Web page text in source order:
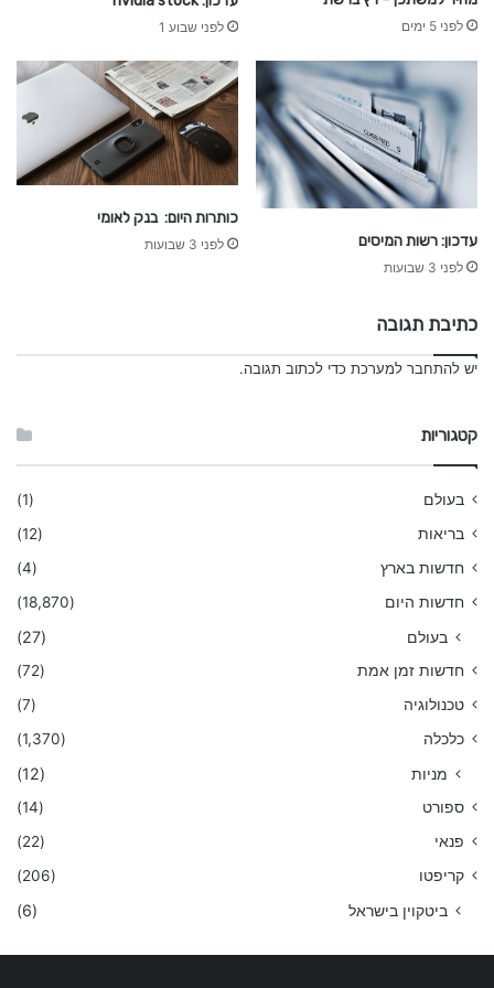
לפני 5 ימים לפני שבוע 1
עדכון: רשות המיסים
לפני 3 שבועות
כותרות היום: בנק לאומי
לפני 3 שבועות
כתיבת תגובה
יש להתחבר למערכת כדי לכתוב תגובה.
קטגוריות
בעולם
(1)
בריאות
(12)
חדשות בארץ
(4)
חדשות היום
(18,870)
בעולם (27)
חדשות זמן אמת
(72)
טכנולוגיה
(7)
כלכלה
(1,370)
מניות (12)
ספורט
(14)
פנאי
(22)
קריפטו
(206)
ביטקוין בישראל (6)